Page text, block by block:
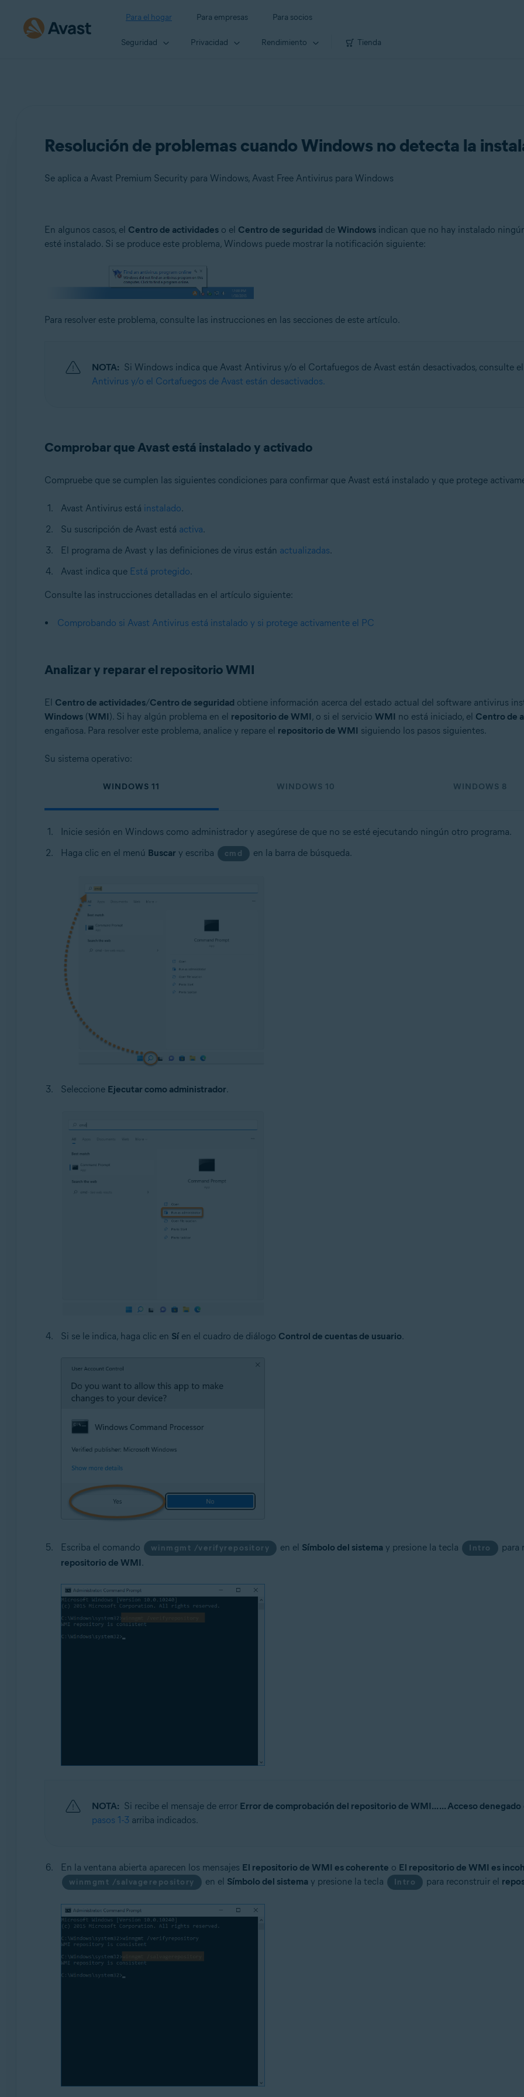
Para el hogar Para empresas Para socios
Seguridad Privacidad Rendimiento Tienda
Resolución de problemas cuando Windows no detecta la
Se aplica a Avast Premium Security para Windows, Avast Free Antivirus para Windows
Productos:
Avast Premium Security 22.x para Windows
Sistemas operativos:
Microsoft Windows 10 Home/Pro/Enterprise/Education - 32 o 64 bits
Microsoft Windows 7 Home Basic/Home Premium/Professional/Enterprise/Ultimate - Service Pack 1 con Convenient Rollup
En algunos casos, el Centro de actividadeso el Centro de seguridad de Windowsindican que no hay instalado
esté instalado. Si se produce este problema, Windows puede mostrar la notificación siguiente:
Para resolver este problema, consulte las instrucciones en las secciones de este artículo.
NOTA: Si Windows indica que Avast Antivirus y/o el Cortafuegos de Avast están desactivados, consulte
Antivirus y/o el Cortafuegos de Avast están desactivados.
Comprobar que Avast está instalado y activado
Compruebe que se cumplen las siguientes condiciones para confirmar que Avast está instalado y que protege
Avast Antivirus está instalado.
Su suscripción de Avast está activa.
El programa de Avast y las definiciones de virus están actualizadas.
Avast indica que Está protegido.
Consulte las instrucciones detalladas en el artículo siguiente:
Comprobando si Avast Antivirus está instalado y si protege activamente el PC
Analizar y reparar el repositorio WMI
El Centro de actividades/Centro de seguridad obtiene información acerca del estado actual del software antivirus
Windows(WMI). Si hay algún problema en el repositorio de WMI , o si el servicio WMI no está iniciado, el Centro de
engañosa. Para resolver este problema, analice y repare el repositorio de WMI siguiendo los pasos siguientes.
Su sistema operativo:
WINDOWS 11 WINDOWS 10 WINDOWS 8
Inicie sesión en Windows como administrador y asegúrese de que no se esté ejecutando ningún otro programa.
Haga clic en el menú Buscar y escriba cmd en la barra de búsqueda.
Seleccione Ejecutar como administrador.
Si se le indica, haga clic en Síen el cuadro de diálogo Control de cuentas de usuario.
Escriba el comando winmgmt /verifyrepository en el Símbolo del sistema y presione la tecla Intro
para
repositorio de WMI.
NOTA: Si recibe el mensaje de error Error de comprobación del repositorio de WMI... ... Acceso denegado
pasos 1-3 arriba indicados.
En la ventana abierta aparecen los mensajes El repositorio de WMI es coherente o El repositorio de WMI es
winmgmt /salvagerepository en el Símbolo del sistemay presione la tecla Intro para reconstruir el